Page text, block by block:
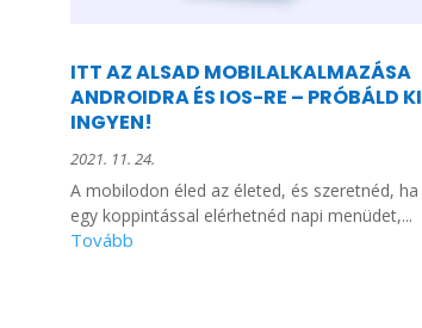
ITT AZ ALSAD MOBILALKALMAZÁSA
ANDROIDRA ÉS IOS-RE – PRÓBÁLD KI
INGYEN!
2021. 11. 24.
A mobilodon éled az életed, és szeretnéd, ha
egy koppintással elérhetnéd napi menüdet,...